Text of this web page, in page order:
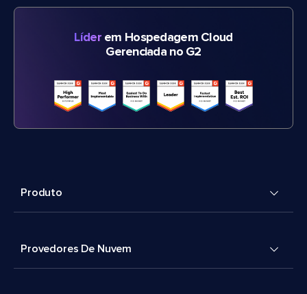
Líderem Hospedagem Cloud
Gerenciada no G2
Produto
Provedores De Nuvem